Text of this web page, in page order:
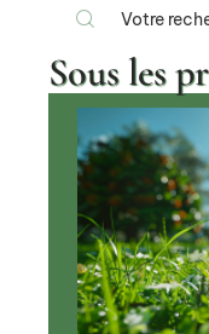
Sous les